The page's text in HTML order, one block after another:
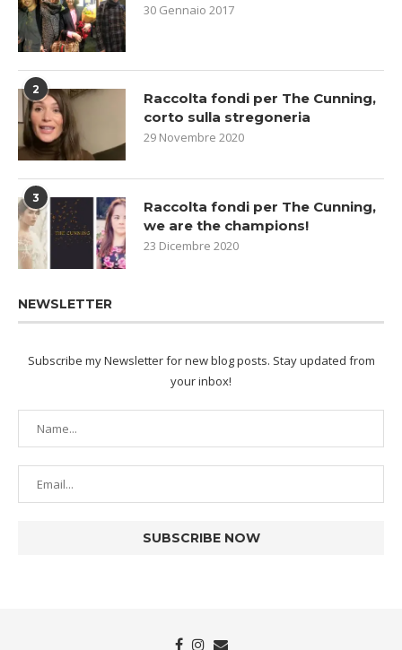
30 Gennaio 2017
2
Raccolta fondi per The Cunning,
corto sulla stregoneria
29 Novembre 2020
3
Raccolta fondi per The Cunning,
we are the champions!
23 Dicembre 2020
NEWSLETTER
Subscribe my Newsletter for new blog posts. Stay updated from
your inbox!